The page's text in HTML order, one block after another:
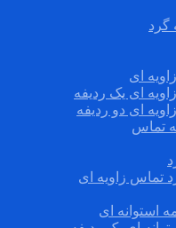
گرد
ای
ای یک ردیفه
ای دو ردیفه
تماس
تماس زاویه ای
استوانه ای